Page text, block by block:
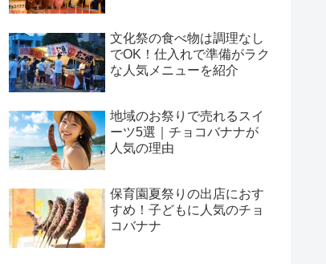
文化祭の食べ物は調理なし
でOK！仕入れで準備がラク
な人気メニューを紹介
地域のお祭りで売れるスイ
ーツ5選｜チョコバナナが
人気の理由
保育園夏祭りの出店におす
すめ！子どもに人気のチョ
コバナナ